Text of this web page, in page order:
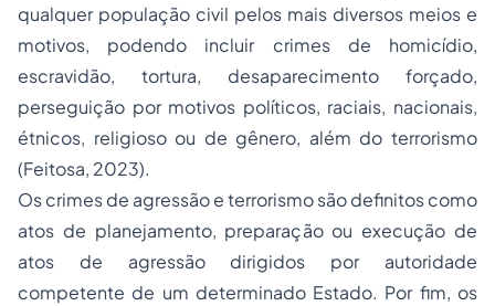
qualquer população civil pelos mais diversos meios e
motivos, podendo incluir crimes de homicídio,
escravidão, tortura, desaparecimento forçado,
perseguição por motivos políticos, raciais, nacionais,
étnicos, religioso ou de gênero, além do terrorismo
(Feitosa, 2023).
Os crimes de agressão e terrorismo são definitos como
atos de planejamento, preparação ou execução de
atos de agressão dirigidos por autoridade
competente de um determinado Estado. Por fim, os